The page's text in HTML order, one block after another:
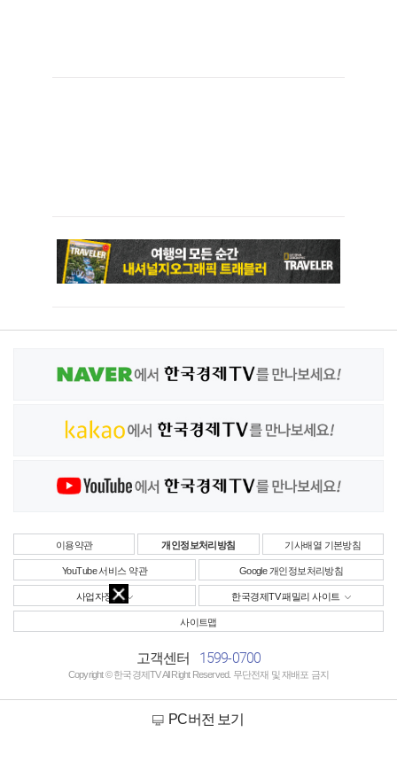
이용약관 개인정보처리방침 기사배열 기본방침
YouTube 서비스 약관 Google 개인정보처리방침
사업자정보 한국경제TV 패밀리 사이트
사이트맵
고객센터 1599-0700
Copyright © 한국경제TV All Right Reserved. 무단전재 및 재배포 금지
PC버전 보기